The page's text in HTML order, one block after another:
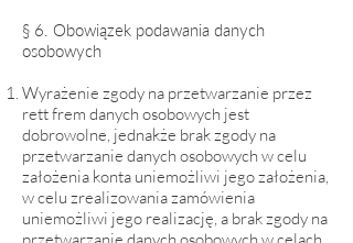
§ 6. Obowiązek podawania danych
osobowych
Wyrażenie zgody na przetwarzanie przez
rett frem danych osobowych jest
dobrowolne, jednakże brak zgody na
przetwarzanie danych osobowych w celu
założenia konta uniemożliwi jego założenia,
w celu zrealizowania zamówienia
uniemożliwi jego realizację, a brak zgody na